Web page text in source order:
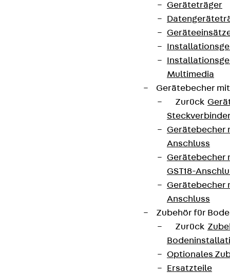
Geräteträger
Multimedia
Gerätebecher
Zurück
Gerätebecher
Anschluss
Gerätebecher
GST18-
Gerätebecher
Anschluss
Zubehör für
Zurück
Optionales
Ersatzteile